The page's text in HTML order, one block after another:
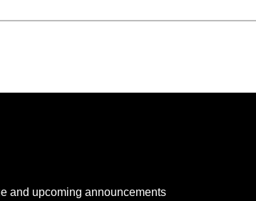
and upcoming announcements